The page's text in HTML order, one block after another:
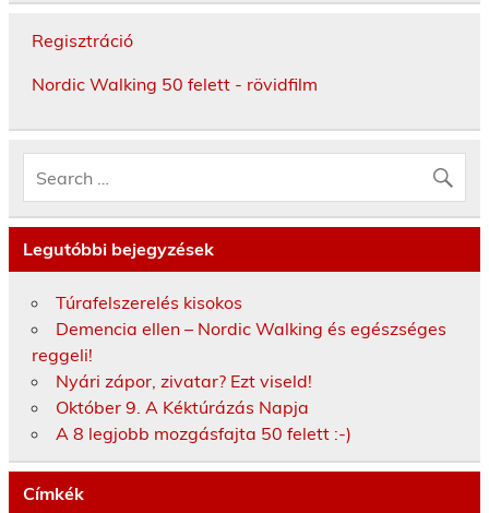
Regisztráció
Nordic Walking 50 felett - rövidfilm
Legutóbbi bejegyzések
Túrafelszerelés kisokos
Demencia ellen – Nordic Walking és egészséges
reggeli!
Nyári zápor, zivatar? Ezt viseld!
Október 9. A Kéktúrázás Napja
A 8 legjobb mozgásfajta 50 felett :-)
Címkék